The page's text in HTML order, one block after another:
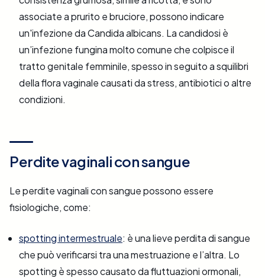
associate a prurito e bruciore, possono indicare
un'infezione da Candida albicans. La candidosi è
un’infezione fungina molto comune che colpisce il
tratto genitale femminile, spesso in seguito a squilibri
della flora vaginale causati da stress, antibiotici o altre
condizioni.
Perdite vaginali con sangue
Le perdite vaginali con sangue possono essere
fisiologiche, come:
spotting intermestruale: è una lieve perdita di sangue
che può verificarsi tra una mestruazione e l’altra. Lo
spotting è spesso causato da fluttuazioni ormonali,